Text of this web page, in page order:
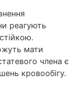
реагують
мати
члена є
кровообігу.